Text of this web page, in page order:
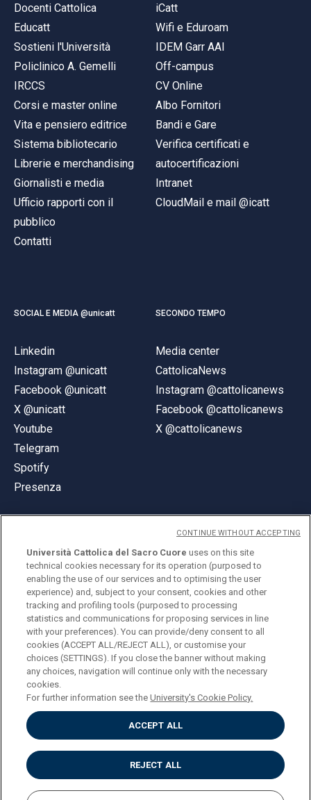
Docenti Cattolica
Educatt
Sostieni l'Università
Policlinico A. Gemelli
IRCCS
Corsi e master online
Vita e pensiero editrice
Sistema bibliotecario
Librerie e merchandising
Giornalisti e media
Ufficio rapporti con il
pubblico
Contatti
iCatt
Wifi e Eduroam
IDEM Garr AAI
Off-campus
CV Online
Albo Fornitori
Bandi e Gare
Verifica certificati e
autocertificazioni
Intranet
CloudMail e mail @icatt
SOCIAL E MEDIA @unicatt
Linkedin
Instagram @unicatt
Facebook @unicatt
X @unicatt
Youtube
Telegram
Spotify
Presenza
SECONDO TEMPO
Media center
CattolicaNews
Instagram @cattolicanews
Facebook @cattolicanews
X @cattolicanews
© Università Cattolica del Sacro Cuore
Largo A. Gemelli 1, 20123 Milano
PI 02133120150
ENGLISH
Privacy
Accessibilità
Cookies
Impostazione Cookies
Università Cattolica del Sacro Cuore uses on this site
technical cookies necessary for its operation (purposed to
enabling the use of our services and to optimising the user
experience) and, subject to your consent, cookies and other
tracking and profiling tools (purposed to processing
statistics and communications for proposing services in line
with your preferences). You can provide/deny consent to all
cookies (ACCEPT ALL/REJECT ALL), or customise your
choices (SETTINGS). If you close the banner without making
any choices, navigation will continue only with the necessary
cookies.
For further information see theUniversity's Cookie Policy.
ACCEPT ALL
REJECT ALL
CONTINUE WITHOUT ACCEPTING